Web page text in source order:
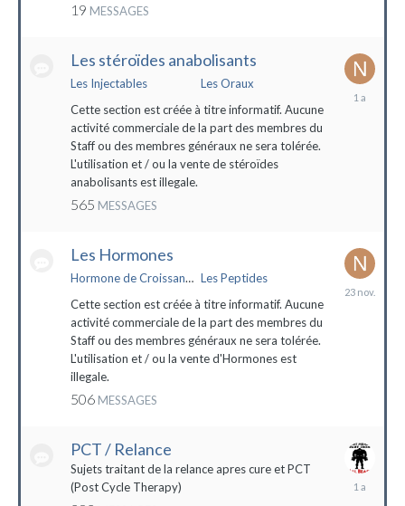
19 MESSAGES
Les stéroïdes anabolisants
Les Injectables
Les Oraux
Cette section est créée à titre informatif. Aucune
activité commerciale de la part des membres du
Staff ou des membres généraux ne sera tolérée.
L'utilisation et / ou la vente de stéroïdes
anabolisants est illegale.
565 MESSAGES
Les Hormones
Hormone de Croissance (HGH) Les Peptides
Cette section est créée à titre informatif. Aucune
activité commerciale de la part des membres du
Staff ou des membres généraux ne sera tolérée.
L'utilisation et / ou la vente d'Hormones est
illegale.
506 MESSAGES
23
PCT / Relance
Sujets traitant de la relance apres cure et PCT
(Post Cycle Therapy)
13